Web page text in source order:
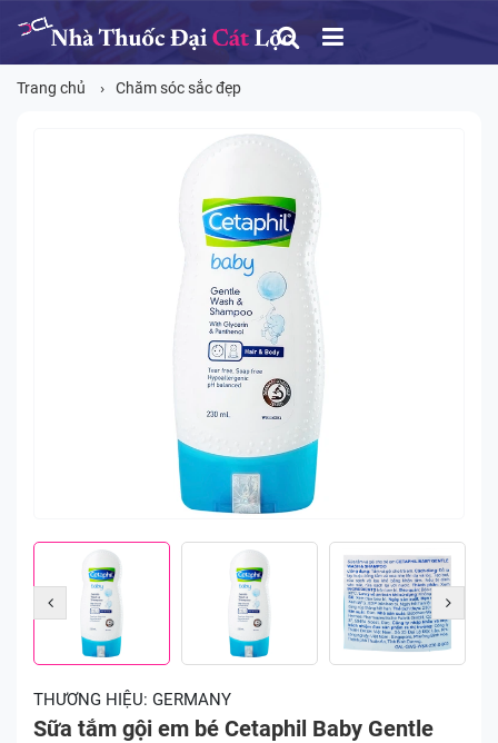
Trang chủ Chăm sóc sắc đẹp
THƯƠNG HIỆU: GERMANY
Sữa tắm gội em bé Cetaphil Baby Gentle